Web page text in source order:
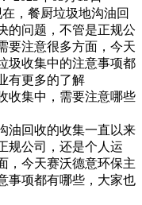
，餐厨垃圾地沟油回
的问题，不管是正规公
要注意很多方面，今天
圾收集中的注意事项都
有更多的了解
收集中，需要注意哪些
油回收的收集一直以来
规公司，还是个人运
，今天赛沃德意环保主
事项都有哪些，大家也